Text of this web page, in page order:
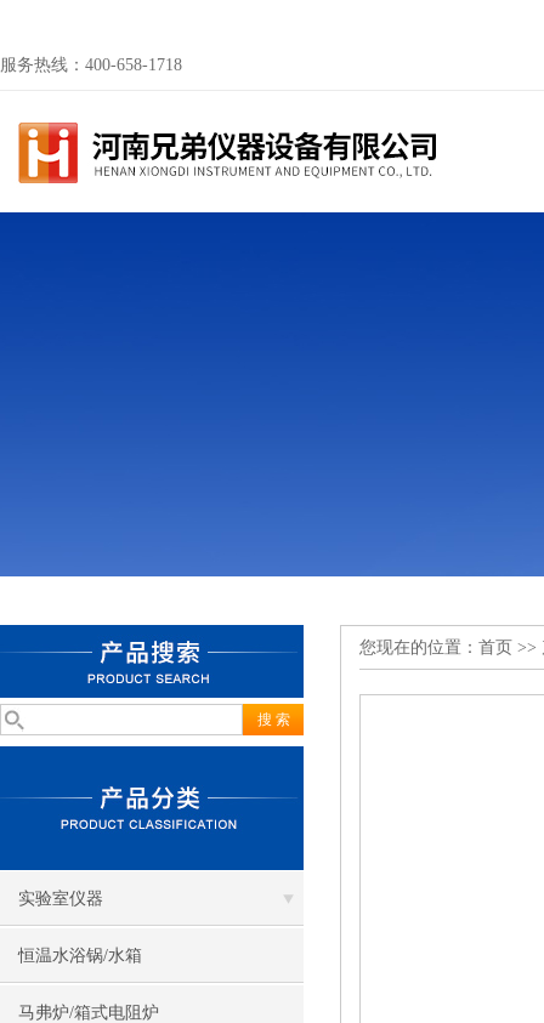
服务热线：400-658-1718
实验室仪器
恒温水浴锅/水箱
马弗炉/箱式电阻炉
您现在的位置： 首页 >>